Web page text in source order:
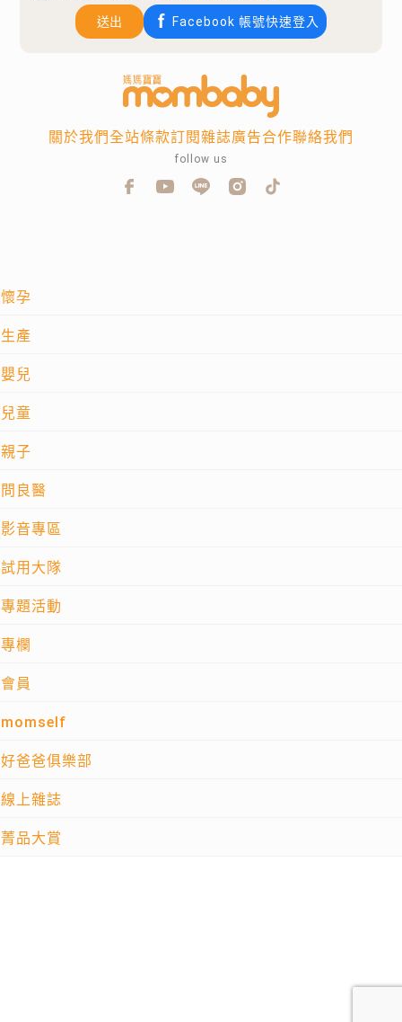
送出 Facebook 帳號快速登入
懷孕
生產
嬰兒
兒童
親子
問良醫
影音專區
試用大隊
專題活動
專欄
會員
momself
好爸爸俱樂部
線上雜誌
菁品大賞
關於我們全站條款訂閱雜誌廣告合作聯絡我們
follow us